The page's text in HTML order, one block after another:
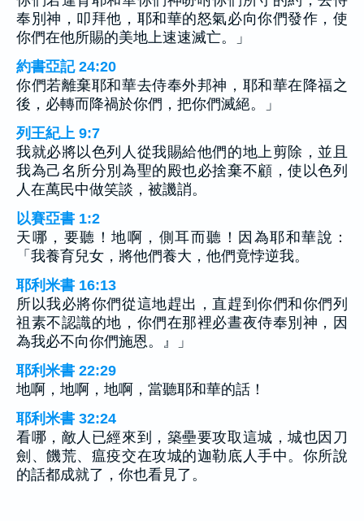
奉別神，叩拜他，耶和華的怒氣必向你們發作，使
你們在他所賜的美地上速速滅亡。」
約書亞記 24:20
你們若離棄耶和華去侍奉外邦神，耶和華在降福之
後，必轉而降禍於你們，把你們滅絕。」
列王紀上 9:7
我就必將以色列人從我賜給他們的地上剪除，並且
我為己名所分別為聖的殿也必捨棄不顧，使以色列
人在萬民中做笑談，被譏誚。
以賽亞書 1:2
天哪，要聽！地啊，側耳而聽！因為耶和華說：
「我養育兒女，將他們養大，他們竟悖逆我。
耶利米書 16:13
所以我必將你們從這地趕出，直趕到你們和你們列
祖素不認識的地，你們在那裡必晝夜侍奉別神，因
為我必不向你們施恩。』」
耶利米書 22:29
地啊，地啊，地啊，當聽耶和華的話！
耶利米書 32:24
看哪，敵人已經來到，築壘要攻取這城，城也因刀
劍、饑荒、瘟疫交在攻城的迦勒底人手中。你所說
的話都成就了，你也看見了。